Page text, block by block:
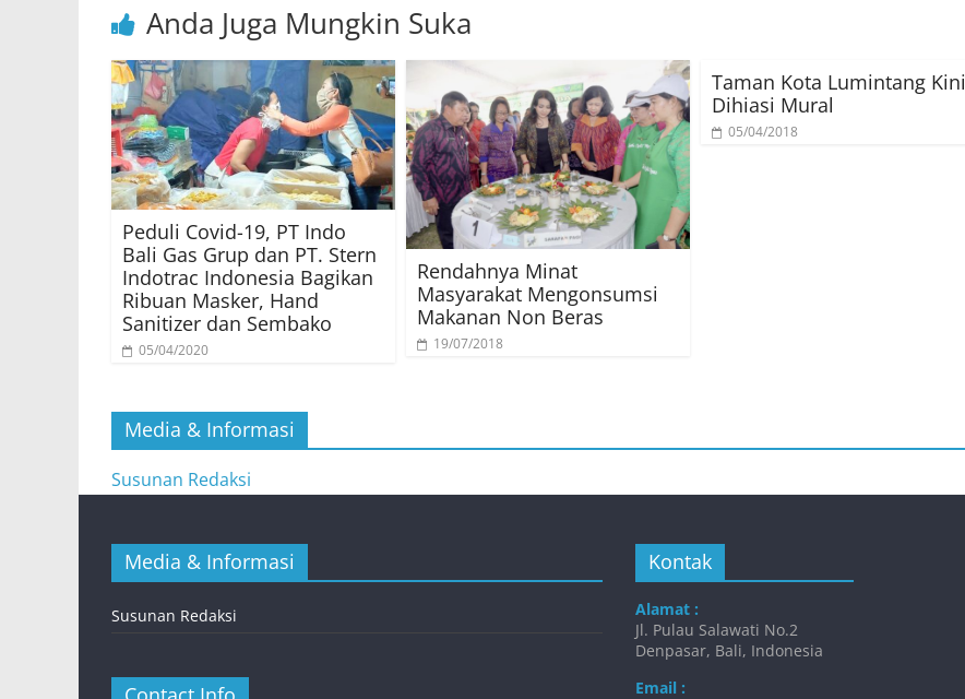
Anda Juga Mungkin Suka
Peduli Covid-19, PT Indo
Bali Gas Grup dan PT. Stern
Indotrac Indonesia Bagikan
Ribuan Masker, Hand
Sanitizer dan Sembako
05/04/2020
Rendahnya Minat
Masyarakat Mengonsumsi
Makanan Non Beras
19/07/2018
Taman Kota Lumintang Kini
Dihiasi Mural
05/04/2018
Media & Informasi
Susunan Redaksi
Media & Informasi
Susunan Redaksi
Kontak
Alamat :
Jl. Pulau Salawati No.2
Denpasar, Bali, Indonesia
Email :